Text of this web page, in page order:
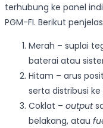
terhubung ke panel
PGM-FI. Berikut
Merah – suplai
baterai atau
Hitam – arus
serta distribusi
Coklat – output
belakang, atau